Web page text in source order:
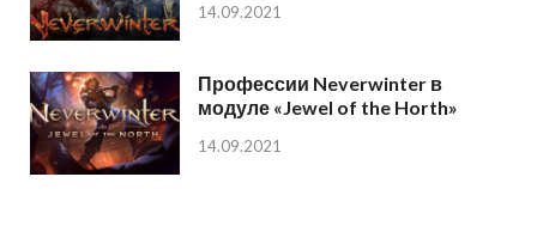
14.09.2021
Профессии Neverwinter в
модуле «Jewel of the Horth»
14.09.2021